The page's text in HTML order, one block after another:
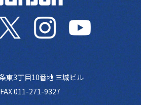
東3丁目10番地 三城ビル
FAX 011-271-9327